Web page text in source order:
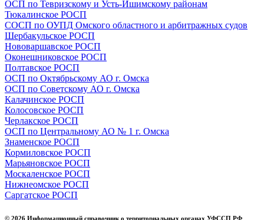
ОСП по Тевризскому и Усть-Ишимскому районам
Тюкалинское РОСП
СОСП по ОУПД Омского областного и арбитражных судов
Шербакульское РОСП
Нововаршавское РОСП
Оконешниковское РОСП
Полтавское РОСП
ОСП по Октябрьскому АО г. Омска
ОСП по Советскому АО г. Омска
Калачинское РОСП
Колосовское РОСП
Черлакское РОСП
ОСП по Центральному АО № 1 г. Омска
Знаменское РОСП
Кормиловское РОСП
Марьяновское РОСП
Москаленское РОСП
Нижнеомское РОСП
Саргатское РОСП
© 2026 Информационный справочник о территориальных органах УФССП РФ